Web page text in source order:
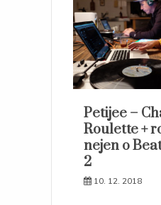
Petijee –
Roulette +
nejen o
2
10. 12. 2018